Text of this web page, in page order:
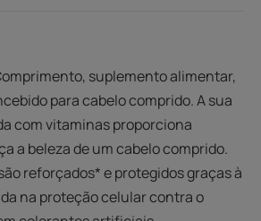
suplemento alimentar,
para cabelo comprido. A sua
com vitaminas proporciona
a beleza de um cabelo comprido.
reforçados* e protegidos graças à
na proteção celular contra o